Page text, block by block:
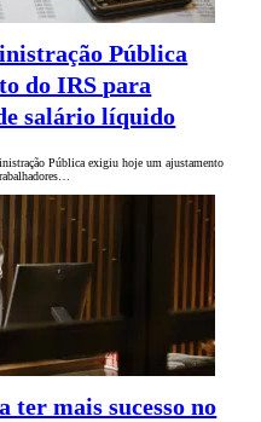
Pública
do IRS para
salário líquido
Pública exigiu hoje um ajustamento
ter mais sucesso no